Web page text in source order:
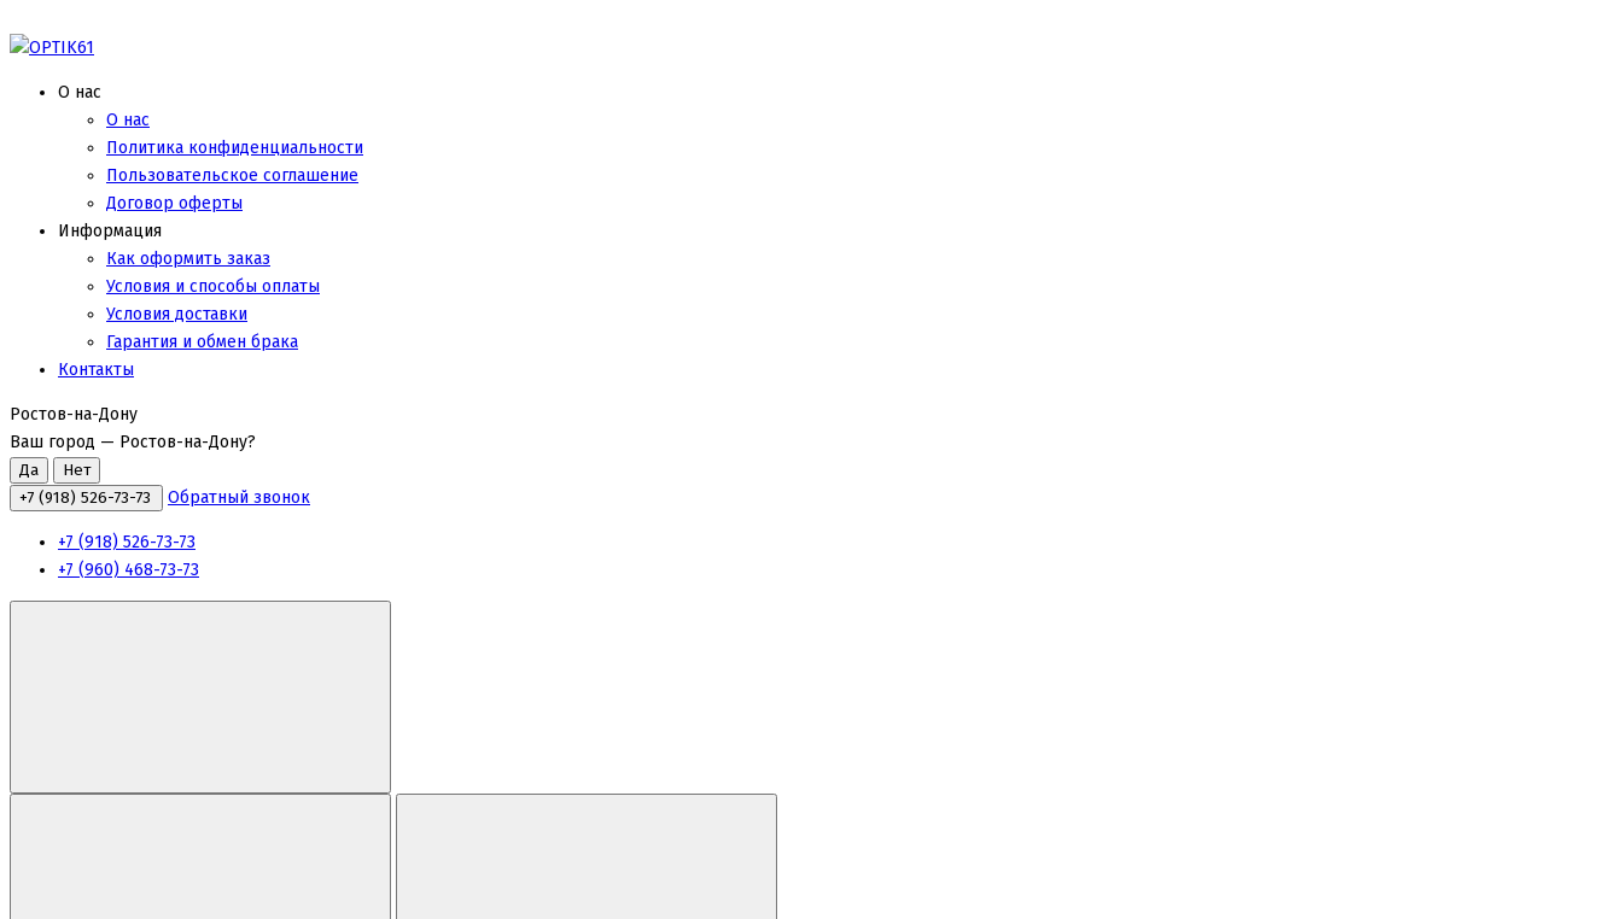
О нас
О нас
Политика конфиденциальности
Пользовательское соглашение
Договор оферты
Информация
Как оформить заказ
Условия и способы оплаты
Условия доставки
Гарантия и обмен брака
Контакты
Ростов-на-Дону
Ваш город — Ростов-на-Дону?
+7 (918) 526-73-73 Обратный звонок
+7 (918) 526-73-73
+7 (960) 468-73-73